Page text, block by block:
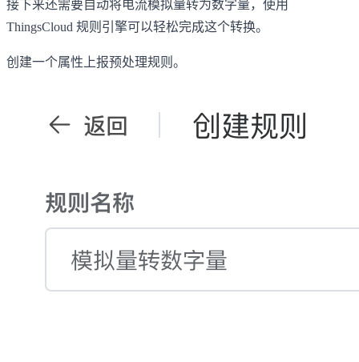
接下来还需要自动将电流模拟量转为数字量，使用
ThingsCloud 规则引擎可以轻松完成这个转换。
创建一个属性上报预处理规则。